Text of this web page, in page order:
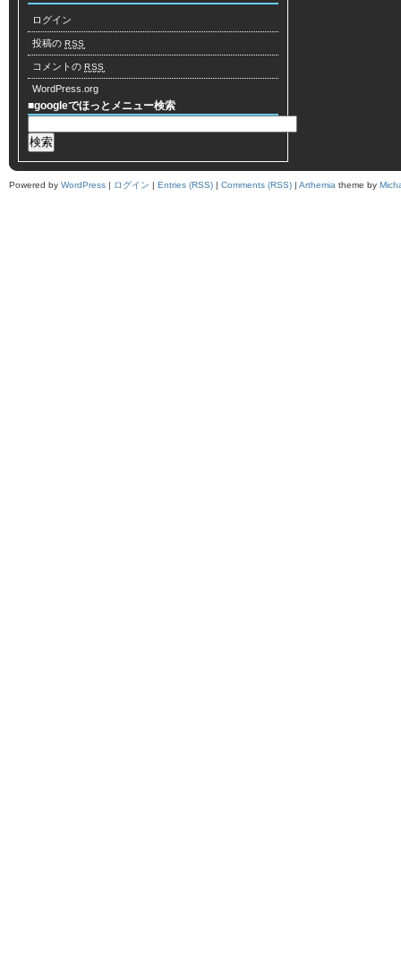
ログイン
投稿の RSS
コメントの RSS
WordPress.org
■googleでほっとメニュー検索
Powered by WordPress | ログイン | Entries (RSS) | Comments (RSS) | Arthemia theme by